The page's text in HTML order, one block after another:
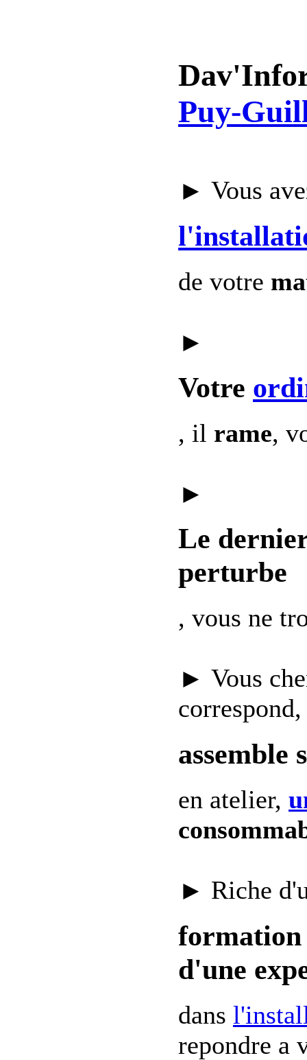
Puy-
► Vous
de votre
►
Votre
, il rame,
►
Le
perturbe
, vous ne
► Vous
correspond,
assemble
en atelier,
► Riche
formation
d'une
dans
repondre a